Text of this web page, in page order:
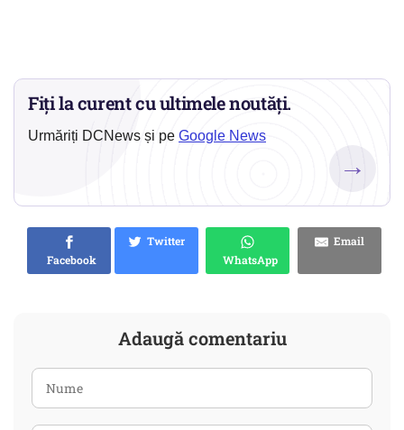
Fiți la curent cu ultimele noutăți.
Urmăriți DCNews și pe Google News
→
Facebook
Twitter
WhatsApp
Email
Adaugă comentariu